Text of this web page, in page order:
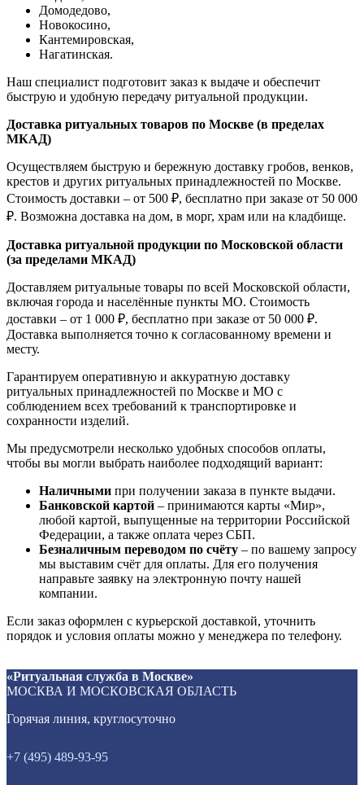
Домодедово,
Новокосино,
Кантемировская,
Нагатинская.
Наш специалист подготовит заказ к выдаче и обеспечит
быструю и удобную передачу ритуальной продукции.
Доставка ритуальных товаров по Москве (в пределах
МКАД)
Осуществляем быструю и бережную доставку гробов, венков,
крестов и других ритуальных принадлежностей по Москве.
Стоимость доставки – от 500 ₽, бесплатно при заказе от 50 000
₽. Возможна доставка на дом, в морг, храм или на кладбище.
Доставка ритуальной продукции по Московской области
(за пределами МКАД)
Доставляем ритуальные товары по всей Московской области,
включая города и населённые пункты МО. Стоимость
доставки – от 1 000 ₽, бесплатно при заказе от 50 000 ₽.
Доставка выполняется точно к согласованному времени и
месту.
Гарантируем оперативную и аккуратную доставку
ритуальных принадлежностей по Москве и МО с
соблюдением всех требований к транспортировке и
сохранности изделий.
Мы предусмотрели несколько удобных способов оплаты,
чтобы вы могли выбрать наиболее подходящий вариант:
Наличными при получении заказа в пункте выдачи.
Банковской картой – принимаются карты «Мир»,
любой картой, выпущенные на территории Российской
Федерации, а также оплата через СБП.
Безналичным переводом по счёту – по вашему запросу
мы выставим счёт для оплаты. Для его получения
направьте заявку на электронную почту нашей
компании.
Если заказ оформлен с курьерской доставкой, уточнить
порядок и условия оплаты можно у менеджера по телефону.
Гроб обитый тканью «Чехол»
Гробы обитые тканью в Москве
₽
13 000
Гроб М-34
Лакированные гробы в Москве
₽
95 000
Гроб Аполло глянец
Лакированные гробы в Москве
₽
89 420
Гроб Русич ФРУ-2 двухкрышечный светлый (Гроб Рит 130)
Элитные гробы в Москве
₽
126 000
«Ритуальная служба в Москве»
МОСКВА И МОСКОВСКАЯ ОБЛАСТЬ
Горячая линия, круглосуточно
+7 (495) 489-93-95